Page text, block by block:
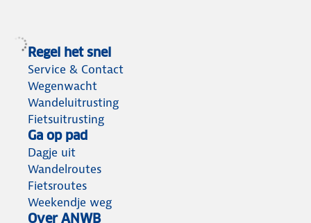
Regel het snel
Service & Contact
Wegenwacht
Wandeluitrusting
Fietsuitrusting
Ga op pad
Dagje uit
Wandelroutes
Fietsroutes
Weekendje weg
Over ANWB